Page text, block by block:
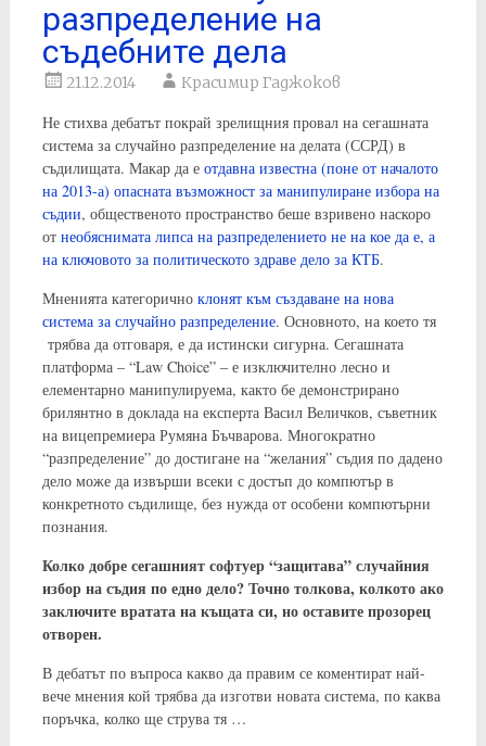
разпределение на
съдебните дела
21.12.2014 Красимир Гаджоков
Не стихва дебатът покрай зрелищния провал на сегашната
система за случайно разпределение на делата (ССРД) в
съдилищата. Макар да е отдавна известна (поне от началото
на 2013-а) опасната възможност за манипулиране избора на
съдии, общественото пространство беше взривено наскоро
от необяснимата липса на разпределението не на кое да е, а
на ключовото за политическото здраве дело за КТБ.
Мненията категорично клонят към създаване на нова
система за случайно разпределение. Основното, на което тя
трябва да отговаря, е да истински сигурна. Сегашната
платформа – “Law Choice” – е изключително лесно и
елементарно манипулируема, както бе демонстрирано
брилянтно в доклада на експерта Васил Величков, съветник
на вицепремиера Румяна Бъчварова. Многократно
“разпределение” до достигане на “желания” съдия по дадено
дело може да извърши всеки с достъп до компютър в
конкретното съдилище, без нужда от особени компютърни
познания.
Колко добре сегашният софтуер “защитава” случайния
избор на съдия по едно дело? Точно толкова, колкото ако
заключите вратата на къщата си, но оставите прозорец
отворен.
В дебатът по въпроса какво да правим се коментират най-
вече мнения кой трябва да изготви новата система, по каква
поръчка, колко ще струва тя …